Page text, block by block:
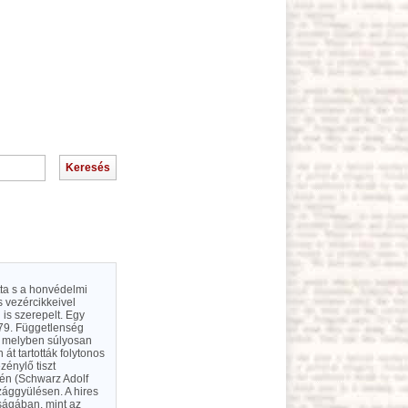
s a honvédelmi
is szerepelt. Egy
Függetlenség
súlyosan
át tartották folytonos
tiszt
(Schwarz Adolf
A hires
mint az